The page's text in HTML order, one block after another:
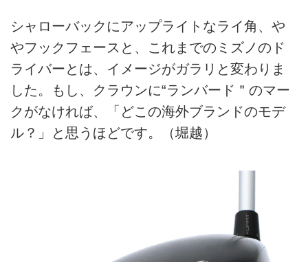
シャローバックにアップライトなライ角、や
やフックフェースと、これまでのミズノのド
ライバーとは、イメージがガラリと変わりま
した。もし、クラウンに“ランバード＂のマー
クがなければ、「どこの海外ブランドのモデ
ル？」と思うほどです。（堀越）